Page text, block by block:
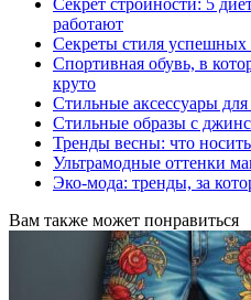
работают
Секреты стиля
Спортивная обувь, в
круто
Стильные аксессуары
Стильные образы с
Тренды весны: что
Ультрамодные оттенки
Эко-мода: тренды, за
Вам также может понравиться